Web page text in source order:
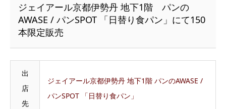
ジェイアール京都伊勢丹 地下1階 パンの
AWASE / パンSPOT 「日替り食パン」にて150
本限定販売
出
店
先
ジェイアール京都伊勢丹 地下1階 パンのAWASE /
パンSPOT 「日替り食パン」